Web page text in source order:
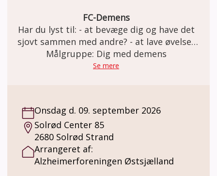
FC-Demens
Har du lyst til: - at bevæge dig og have det
sjovt sammen med andre? - at lave øvelser
med og uden bold i et trygt fællesskab? Så
er FC Demens i Jernløse BK lige noget for
demenslignende symptomer og demens i
tidligt stadie. Tag gerne din ven eller
pårørende med. Der tages hensyn til hver
enkelt spiller og vi passer vi på hinanden.
Målgruppe: Dig med demens
Se mere
Onsdag d. 09. september 2026
Solrød Center 85
2680 Solrød Strand
Arrangeret af:
Alzheimerforeningen Østsjælland